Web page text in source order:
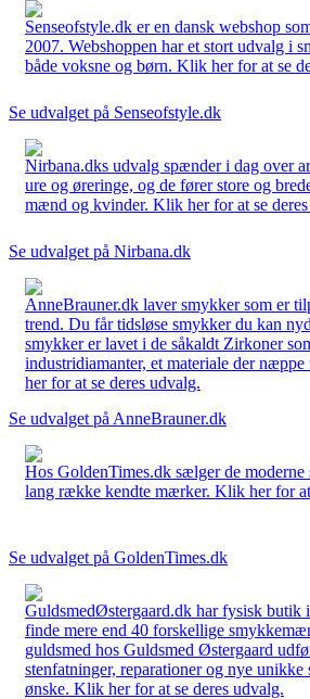
Senseofstyle.dk er en dansk webshop
2007. Webshoppen har et stort udvalg i
både voksne og børn. Klik her for at se
Se udvalget på Senseofstyle.dk
Nirbana.dks udvalg spænder i dag over
ure og øreringe, og de fører store og
mænd og kvinder. Klik her for at se
Se udvalget på Nirbana.dk
AnneBrauner.dk laver smykker som er
trend. Du får tidsløse smykker du kan
smykker er lavet i de såkaldt Zirkoner
industridiamanter, et materiale der
her for at se deres udvalg.
Se udvalget på AnneBrauner.dk
Hos GoldenTimes.dk sælger de moderne
lang række kendte mærker. Klik her for at
Se udvalget på GoldenTimes.dk
GuldsmedØstergaard.dk har fysisk butik
finde mere end 40 forskellige
guldsmed hos Guldsmed Østergaard
stenfatninger, reparationer og nye unikke
ønske. Klik her for at se deres udvalg.